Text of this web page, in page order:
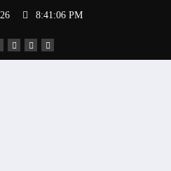
8:41:06 PM